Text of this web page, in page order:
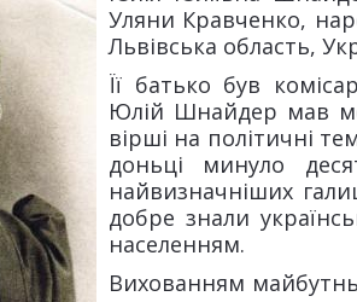
Уляни Кравченко,
Львівська область,
Її батько був
Юлій Шнайдер мав
вірші на політичні
доньці минуло
найвизначніших
добре знали
населенням.
Вихованням